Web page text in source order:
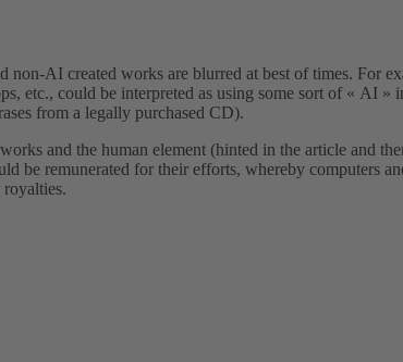
AI created works are blurred at best of times. For
etc., could be interpreted as using some sort of « AI
from a legally purchased CD).
and the human element (hinted in the article and
be remunerated for their efforts, whereby computers